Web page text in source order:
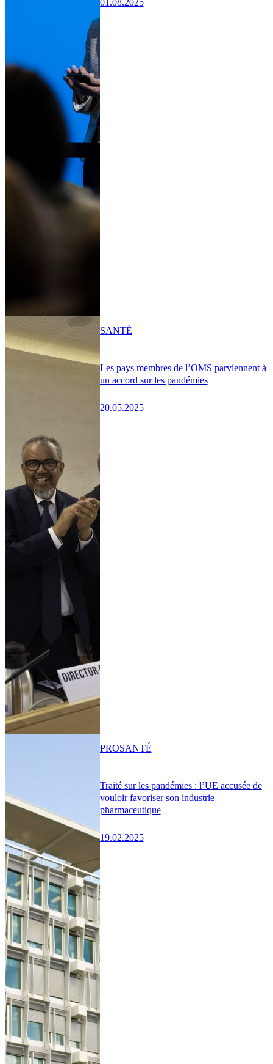
01.08.2025
Les pays membres de l’OMS parviennent à
un accord sur les pandémies
20.05.2025
SANTÉ
Traité sur les pandémies : l’UE accusée de
vouloir favoriser son industrie
pharmaceutique
19.02.2025
PROSANTÉ